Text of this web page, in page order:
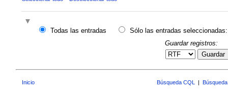
Todas las entradas
Sólo las entradas seleccionadas:
Guardar registros:
Guardar
Inicio Búsqueda CQL